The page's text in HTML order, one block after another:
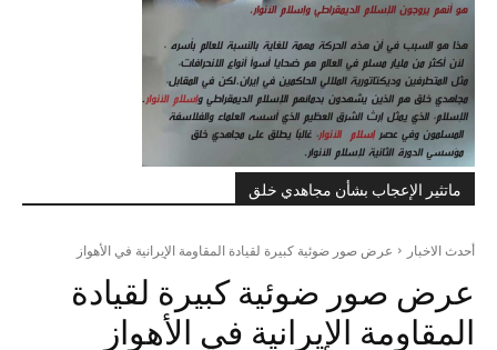
ماتثير الإعجاب بشأن مجاهدي خلق
أحدث الاخبار عرض صور ضوئية کبیرة لقیادة المقاومة الإيرانية في الأهواز
عرض صور ضوئية کبیرة لقیادة
المقاومة الإيرانية في الأهواز